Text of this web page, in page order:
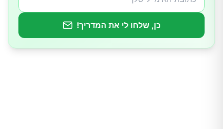
כן, שלחו לי את המדריך!